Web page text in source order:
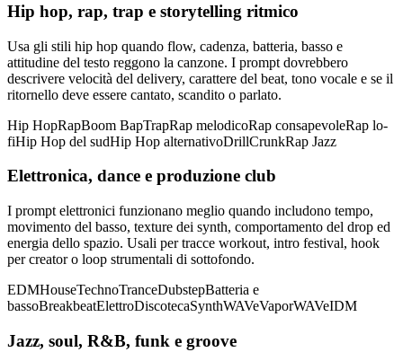
Hip hop, rap, trap e storytelling ritmico
Usa gli stili hip hop quando flow, cadenza, batteria, basso e
attitudine del testo reggono la canzone. I prompt dovrebbero
descrivere velocità del delivery, carattere del beat, tono vocale e se il
ritornello deve essere cantato, scandito o parlato.
Hip HopRapBoom BapTrapRap melodicoRap consapevoleRap lo-
fiHip Hop del sudHip Hop alternativoDrillCrunkRap Jazz
Elettronica, dance e produzione club
I prompt elettronici funzionano meglio quando includono tempo,
movimento del basso, texture dei synth, comportamento del drop ed
energia dello spazio. Usali per tracce workout, intro festival, hook
per creator o loop strumentali di sottofondo.
EDMHouseTechnoTranceDubstepBatteria e
bassoBreakbeatElettroDiscotecaSynthWAVeVaporWAVeIDM
Jazz, soul, R&B, funk e groove